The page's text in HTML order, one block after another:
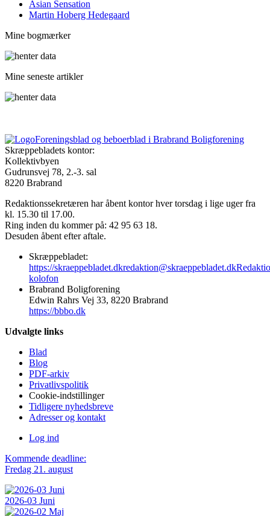
Asian Sensation
Martin Hoberg Hedegaard
Mine bogmærker
Mine seneste artikler
Foreningsblad og beboerblad i Brabrand Boligforening
Skræppebladets kontor:
Kollektivbyen
Gudrunsvej 78, 2.-3. sal
8220 Brabrand
Redaktionssekretæren har åbent kontor hver torsdag i lige uger fra
kl. 15.30 til 17.00.
Ring inden du kommer på: 42 95 63 18.
Desuden åbent efter aftale.
Skræppebladet:
https://skraeppebladet.dkredaktion@skraeppebladet.dk
kolofon
Brabrand Boligforening
Edwin Rahrs Vej 33, 8220 Brabrand
https://bbbo.dk
Udvalgte links
Blad
Blog
PDF-arkiv
Privatlivspolitik
Cookie-indstillinger
Tidligere nyhedsbreve
Adresser og kontakt
Log ind
Kommende deadline:
Fredag 21. august
2026-03 Juni